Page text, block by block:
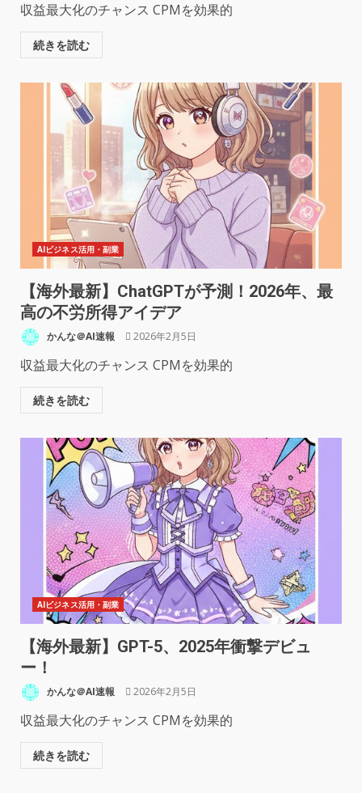
収益最大化のチャンス CPMを効果的
続きを読む
AIビジネス活用・副業
【海外最新】ChatGPTが予測！2026年、最
高の不労所得アイデア
かんな＠AI速報 2026年2月5日
収益最大化のチャンス CPMを効果的
続きを読む
AIビジネス活用・副業
【海外最新】GPT-5、2025年衝撃デビュ
ー！
かんな＠AI速報 2026年2月5日
収益最大化のチャンス CPMを効果的
続きを読む